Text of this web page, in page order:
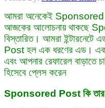
আমরা অনেকেই Sponsored
আজকের আলোচনায় থাকছে
বিস্তারিত। আমরা
Post হল এক ধরণের এড। একই
এবং আপনার রেফারেল
হিসেবে প্লেস করেন
Sponsored Post কি তার